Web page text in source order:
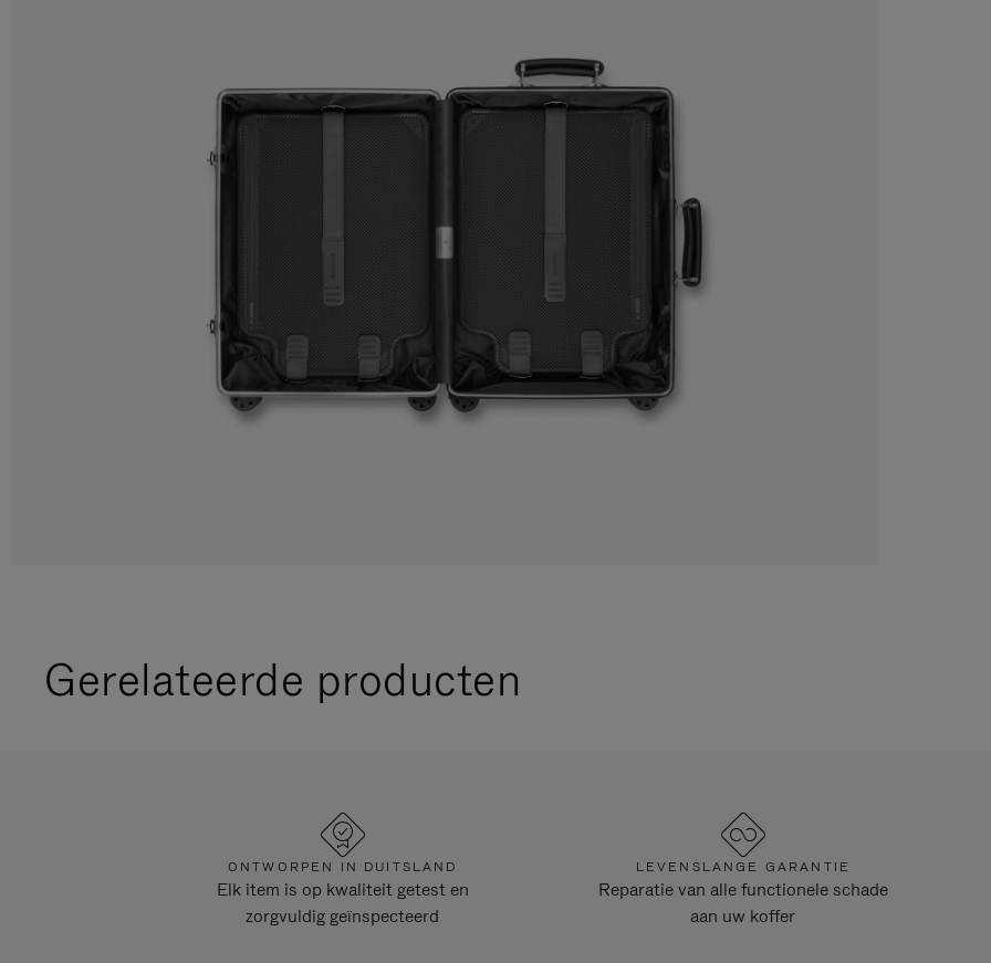
Gerelateerde producten
ONTWORPEN IN DUITSLAND
Elk item is op kwaliteit getest en
zorgvuldig geïnspecteerd
LEVENSLANGE GARANTIE
Reparatie van alle functionele schade
aan uw koffer